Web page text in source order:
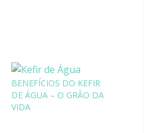
BENEFÍCIOS DO KEFIR
DE ÁGUA – O GRÃO DA
VIDA